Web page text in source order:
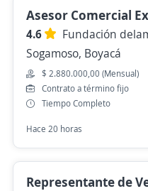
Asesor Comercial
4.6
Fundación
Sogamoso, Boyacá
$ 2.880.000,00 (Mensual)
Contrato a término fijo
Tiempo Completo
Hace 20 horas
Representante de